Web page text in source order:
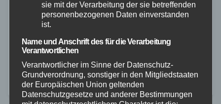
Die Hochschule der Polizei Rheinland-Pfalz lädt am
Freitag, den 3.Februar 2023 ab 16 Uhr, alle
Interessierten wie auch deren Eltern recht herzlich zu
einer Informationsveranstaltung zur Vorstellung des
Polizeiberufs am…
sie mit der Verarbeitung der sie betreffenden
personenbezogenen Daten einverstanden
ist.
Name und Anschrift des für die Verarbeitung
Verantwortlichen
Verantwortlicher im Sinne der Datenschutz-
Grundverordnung, sonstiger in den Mitgliedstaaten
der Europäischen Union geltenden
Datenschutzgesetze und anderer Bestimmungen